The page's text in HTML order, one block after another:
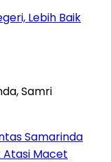
Lebih Baik
Samarinda
Atasi Macet